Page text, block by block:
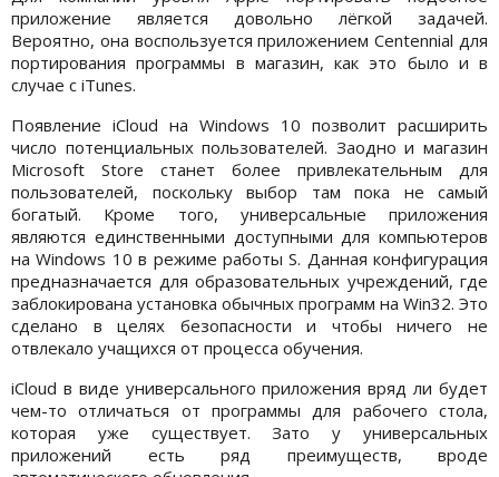
приложение является довольно лёгкой задачей.
Вероятно, она воспользуется приложением Centennial для
портирования программы в магазин, как это было и в
случае с iTunes.
Появление iCloud на Windows 10 позволит расширить
число потенциальных пользователей. Заодно и магазин
Microsoft Store станет более привлекательным для
пользователей, поскольку выбор там пока не самый
богатый. Кроме того, универсальные приложения
являются единственными доступными для компьютеров
на Windows 10 в режиме работы S. Данная конфигурация
предназначается для образовательных учреждений, где
заблокирована установка обычных программ на Win32. Это
сделано в целях безопасности и чтобы ничего не
отвлекало учащихся от процесса обучения.
iCloud в виде универсального приложения вряд ли будет
чем-то отличаться от программы для рабочего стола,
которая уже существует. Зато у универсальных
приложений есть ряд преимуществ, вроде